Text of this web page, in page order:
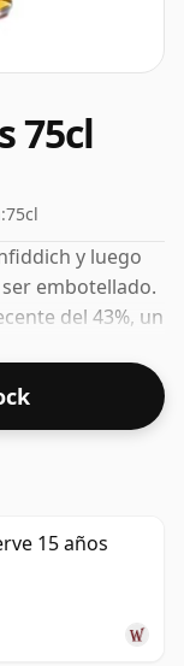
75cl
75cl
y luego
embotellado.
del 43%, un
y se envía
15 años